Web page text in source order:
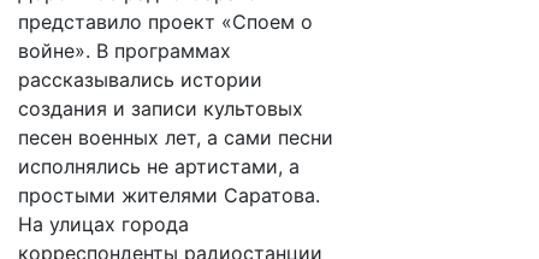
представило проект «Споем о
войне». В программах
рассказывались истории
создания и записи культовых
песен военных лет, а сами песни
исполнялись не артистами, а
простыми жителями Саратова.
На улицах города
корреспонденты радиостанции